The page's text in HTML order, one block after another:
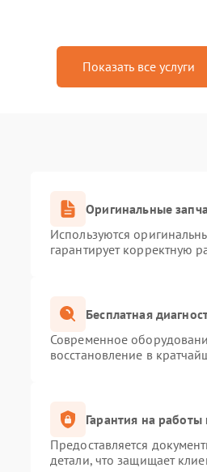
Показать все услуги
Оригинальные
Используются
гарантирует корректную
Бесплатная
Современное
восстановление в
Гарантия на работы
Предоставляется
детали, что защищает